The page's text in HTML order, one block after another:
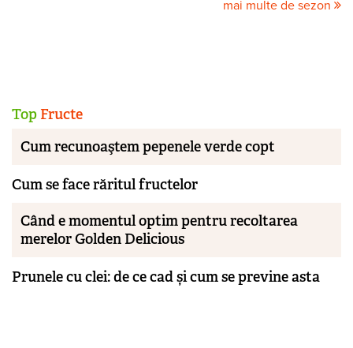
mai multe de sezon
Top Fructe
Cum recunoaştem pepenele verde copt
Cum se face răritul fructelor
Când e momentul optim pentru recoltarea
merelor Golden Delicious
Prunele cu clei: de ce cad și cum se previne asta